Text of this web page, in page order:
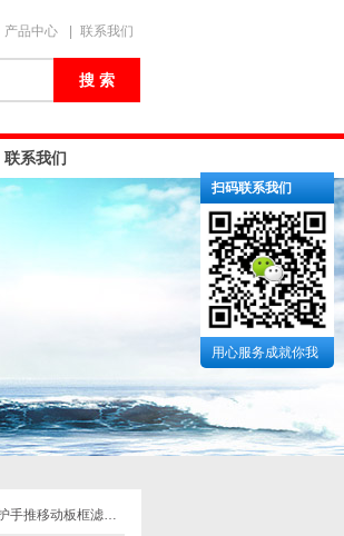
产品中心 联系我们
联系我们
框滤油机润滑油过滤杂质
扫码联系我们
用心服务成就你我